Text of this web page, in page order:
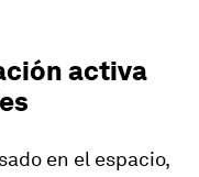
activa
en el espacio,